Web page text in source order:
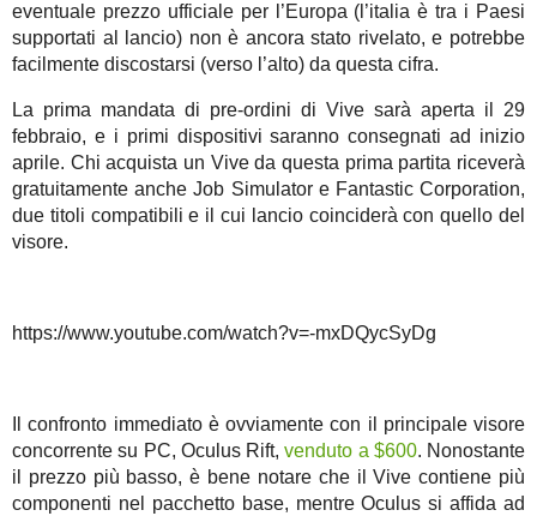
eventuale prezzo ufficiale per l’Europa (l’italia è tra i Paesi
supportati al lancio) non è ancora stato rivelato, e potrebbe
facilmente discostarsi (verso l’alto) da questa cifra.
La prima mandata di pre-ordini di Vive sarà aperta il 29
febbraio, e i primi dispositivi saranno consegnati ad inizio
aprile. Chi acquista un Vive da questa prima partita riceverà
gratuitamente anche Job Simulator e Fantastic Corporation,
due titoli compatibili e il cui lancio coinciderà con quello del
visore.
https://www.youtube.com/watch?v=-mxDQycSyDg
Il confronto immediato è ovviamente con il principale visore
concorrente su PC, Oculus Rift,venduto a $600. Nonostante
il prezzo più basso, è bene notare che il Vive contiene più
componenti nel pacchetto base, mentre Oculus si affida ad